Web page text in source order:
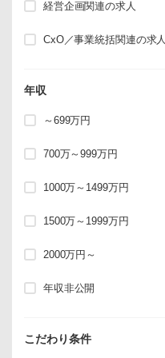
経営企画関連の求人
CxO／事業統括関連の求人
年収
～699万円
700万～999万円
1000万～1499万円
1500万～1999万円
2000万円～
年収非公開
こだわり条件